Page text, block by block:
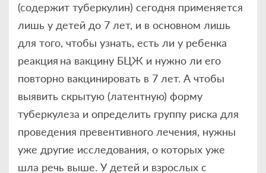
(содержит туберкулин) сегодня применяется
лишь у детей до 7 лет, и в основном лишь
для того, чтобы узнать, есть ли у ребенка
реакция на вакцину БЦЖ и нужно ли его
повторно вакцинировать в 7 лет. А чтобы
выявить скрытую (латентную) форму
туберкулеза и определить группу риска для
проведения превентивного лечения, нужны
уже другие исследования, о которых уже
шла речь выше. У детей и взрослых с